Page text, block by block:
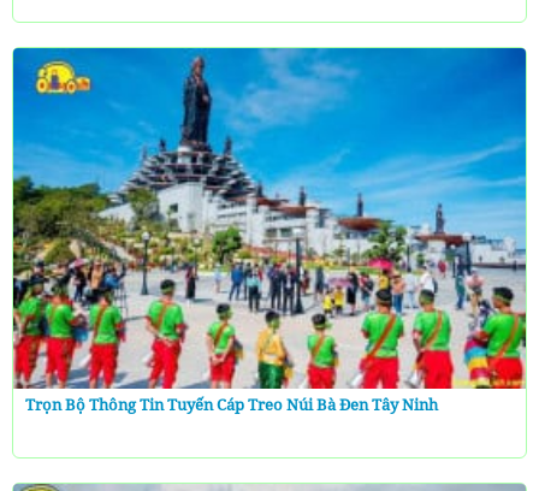
Trọn Bộ Thông Tin Tuyến Cáp Treo Núi Bà Đen Tây Ninh